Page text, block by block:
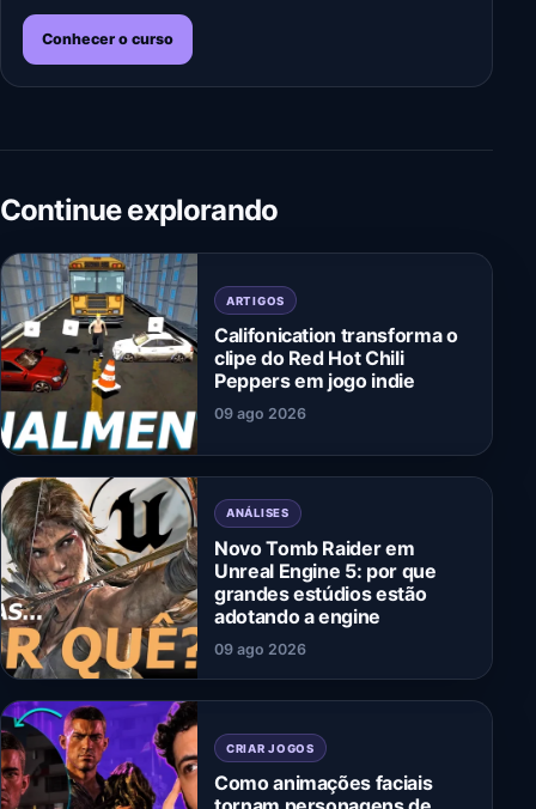
Conhecer o curso
Continue explorando
ARTIGOS
Califonication transforma o
clipe do Red Hot Chili
Peppers em jogo indie
09 ago 2026
ANÁLISES
Novo Tomb Raider em
Unreal Engine 5: por que
grandes estúdios estão
adotando a engine
09 ago 2026
CRIAR JOGOS
Como animações faciais